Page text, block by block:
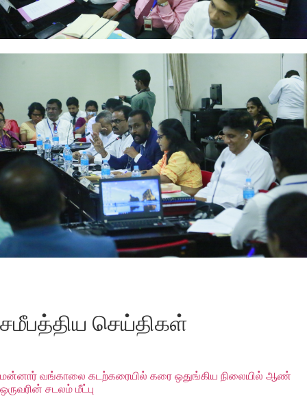
சமீபத்திய செய்திகள்
மன்னார் வங்காலை கடற்கரையில் கரை ஒதுங்கிய நிலையில் ஆண்
ஒருவரின் சடலம் மீட்பு